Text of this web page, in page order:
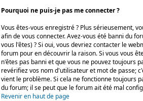
Pourquoi ne puis-je pas me connecter ?
Vous êtes-vous enregistré ? Plus sérieusement,
afin de vous connecter. Avez-vous été banni du
vous l'êtes) ? Si oui, vous devriez contacter le
forum pour en découvrir la raison. Si vous vous
n'êtes pas banni et que vous ne pouvez toujours
revérifiez vos nom d'utilisateur et mot de passe;
vient le problème. Si cela ne fonctionne toujours
du forum; il se peut que le forum ait été mal
Revenir en haut de page